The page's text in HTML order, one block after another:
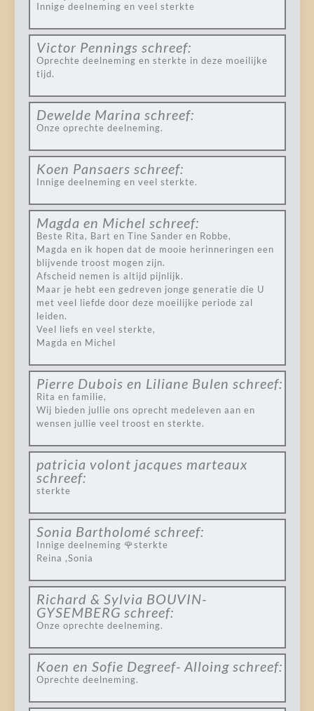
Innige deelneming en veel sterkte
Victor Pennings schreef:
Oprechte deelneming en sterkte in deze moeilijke
tijd.
Dewelde Marina schreef:
Onze oprechte deelneming.
Koen Pansaers schreef:
Innige deelneming en veel sterkte.
Magda en Michel schreef:
Beste Rita, Bart en Tine Sander en Robbe,
Magda en ik hopen dat de mooie herinneringen een
blijvende troost mogen zijn.
Afscheid nemen is altijd pijnlijk.
Maar je hebt een gedreven jonge generatie die U
met veel liefde door deze moeilijke periode zal
leiden.
Veel liefs en veel sterkte,
Magda en Michel
Pierre Dubois en Liliane Bulen schreef:
Rita en familie,
Wij bieden jullie ons oprecht medeleven aan en
wensen jullie veel troost en sterkte.
patricia volont jacques marteaux
schreef:
sterkte
Sonia Bartholomé schreef:
Innige deelneming 🌹sterkte
Reina ,Sonia
Richard & Sylvia BOUVIN-
GYSEMBERG schreef:
Onze oprechte deelneming.
Koen en Sofie Degreef- Alloing schreef:
Oprechte deelneming.